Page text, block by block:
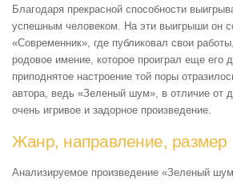
Благодаря прекрасной способности
успешным человеком. На эти выигрыши он
«Современник», где публиковал свои
родовое имение, которое проиграл еще его
приподнятое настроение той поры
автора, ведь «Зеленый шум», в отличие от
очень игривое и задорное произведение.
Жанр, направление, размер
Анализируемое произведение «Зеленый